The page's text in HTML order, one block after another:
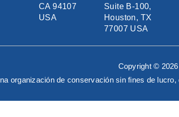
CA 94107
USA
Suite B-100,
Houston, TX
77007 USA
Copyright ©
organización de conservación sin fines de